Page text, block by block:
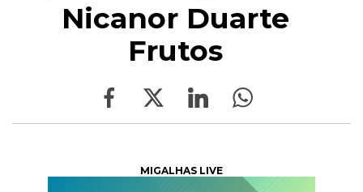
Nicanor Duarte
Frutos
MIGALHAS LIVE